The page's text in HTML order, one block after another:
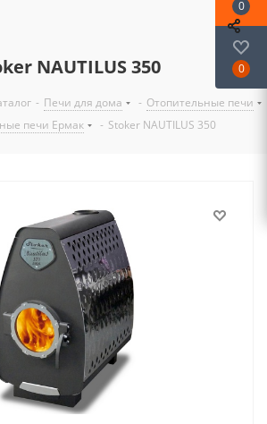
NAUTILUS 350
- Печи для дома - Отопительные печи
печи Ермак - Stoker NAUTILUS 350
0
0